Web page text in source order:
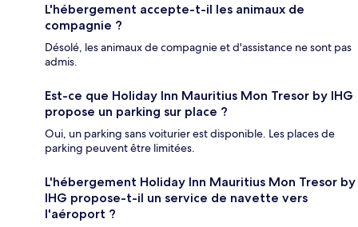
L'hébergement accepte-t-il les animaux de
compagnie ?
Désolé, les animaux de compagnie et d'assistance ne sont pas
admis.
Est-ce que Holiday Inn Mauritius Mon Tresor by IHG
propose un parking sur place ?
Oui, un parking sans voiturier est disponible. Les places de
parking peuvent être limitées.
L'hébergement Holiday Inn Mauritius Mon Tresor by
IHG propose-t-il un service de navette vers
l'aéroport ?